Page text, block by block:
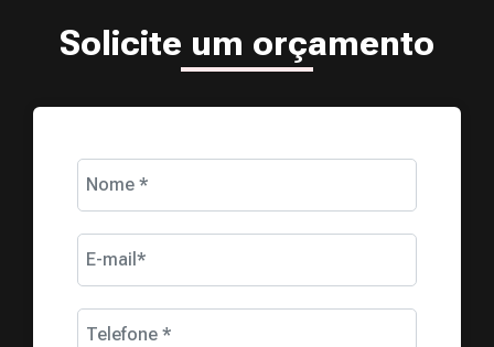
Solicite um orçamento
Nome *
E-mail*
Telefone *